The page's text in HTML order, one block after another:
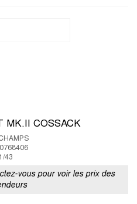
MK.II COSSACK
1/43
vous pour voir les prix des